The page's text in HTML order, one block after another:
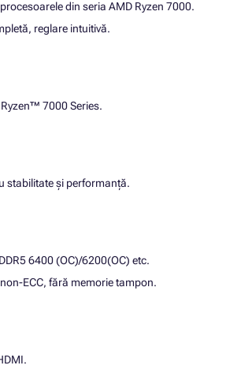
din seria AMD Ryzen 7000.
reglare intuitivă.
7000 Series.
stabilitate și performanță.
6400 (OC)/6200(OC) etc.
ECC, fără memorie tampon.